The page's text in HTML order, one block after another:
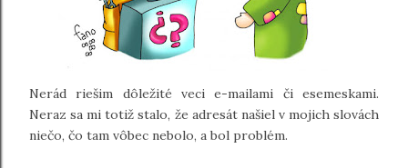
Nerád riešim dôležité veci e-mailami či esemeskami.
Neraz sa mi totiž stalo, že adresát našiel v mojich slovách
niečo, čo tam vôbec nebolo, a bol problém.